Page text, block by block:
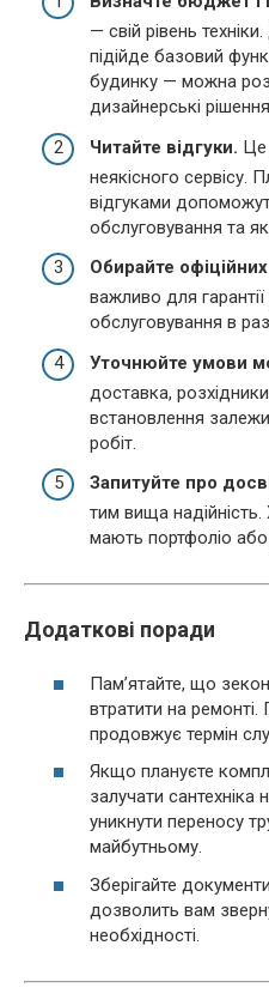
— свій рівень
підійде базовий
будинку — можна
дизайнерські
Читайте відгуки. Це
неякісного сервісу.
відгуками
обслуговування та
Обирайте
важливо для гарантії
обслуговування в
Уточнюйте умови
доставка,
встановлення
робіт.
Запитуйте про
тим вища
мають портфоліо або
Додаткові поради
Пам’ятайте, що
втратити на
продовжує термін
Якщо плануєте
залучати
уникнути переносу
майбутньому.
Зберігайте
дозволить вам
необхідності.